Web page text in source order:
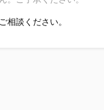
相談ください。